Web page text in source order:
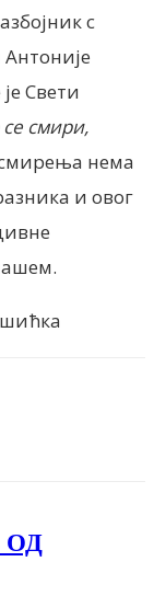
с
Свети
се смири,
нема
и овог